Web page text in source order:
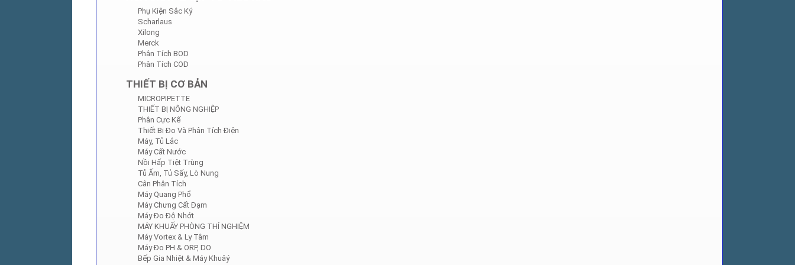
Phụ Kiện Sắc Ký
Scharlaus
Xilong
Merck
Phân Tích BOD
Phân Tích COD
THIẾT BỊ CƠ BẢN
MICROPIPETTE
THIẾT BỊ NÔNG NGHIỆP
Phân Cực Kế
Thiết Bị Đo Và Phân Tích Điện
Máy, Tủ Lắc
Máy Cất Nước
Nồi Hấp Tiệt Trùng
Tủ Ấm, Tủ Sấy, Lò Nung
Cân Phân Tích
Máy Quang Phổ
Máy Chưng Cất Đạm
Máy Đo Độ Nhớt
MÁY KHUẤY PHÒNG THÍ NGHIỆM
Máy Vortex & Ly Tâm
Máy Đo PH & ORP, DO
Bếp Gia Nhiệt & Máy Khuâý